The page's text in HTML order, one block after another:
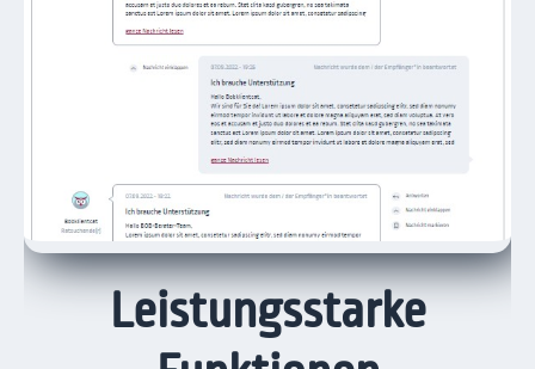
Leistungsstarke